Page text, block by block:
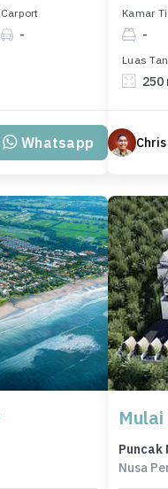
Carport
-
Whatsapp
Kamar
-
Luas
250
Puncak
Nusa